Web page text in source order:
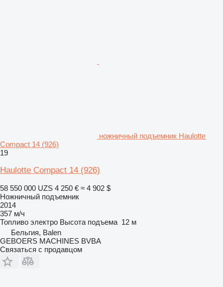
ножничный подъемник Haulotte
Compact 14 (926)
19
Haulotte Compact 14 (926)
58 550 000 UZS 4 250 € ≈ 4 902 $
Ножничный подъемник
2014
357 м/ч
Топливо электро Высота подъема 12 м
Бельгия, Balen
GEBOERS MACHINES BVBA
Связаться с продавцом